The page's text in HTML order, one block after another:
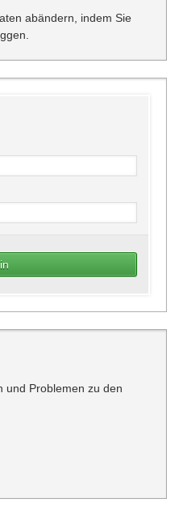
abändern, indem Sie
und Problemen zu den